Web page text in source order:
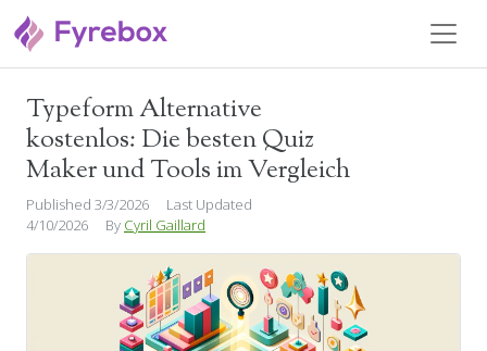
Typeform Alternative
kostenlos: Die besten Quiz
Maker und Tools im Vergleich
Published 3/3/2026
Last Updated
4/10/2026
By Cyril Gaillard